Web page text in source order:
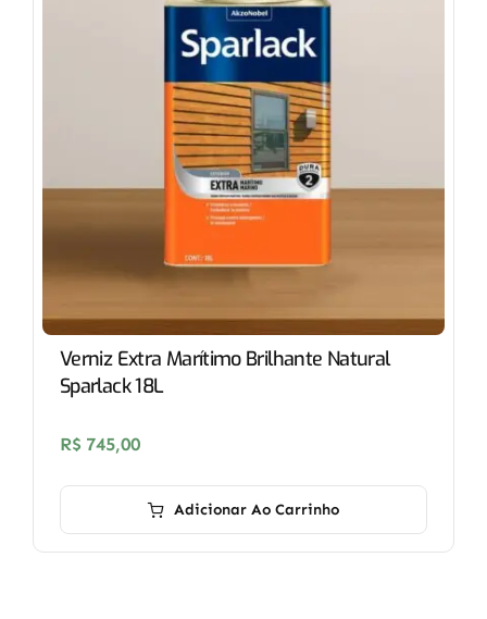
Verniz Extra Marítimo Brilhante Natural
Sparlack 18L
R$ 745,00
Adicionar Ao Carrinho